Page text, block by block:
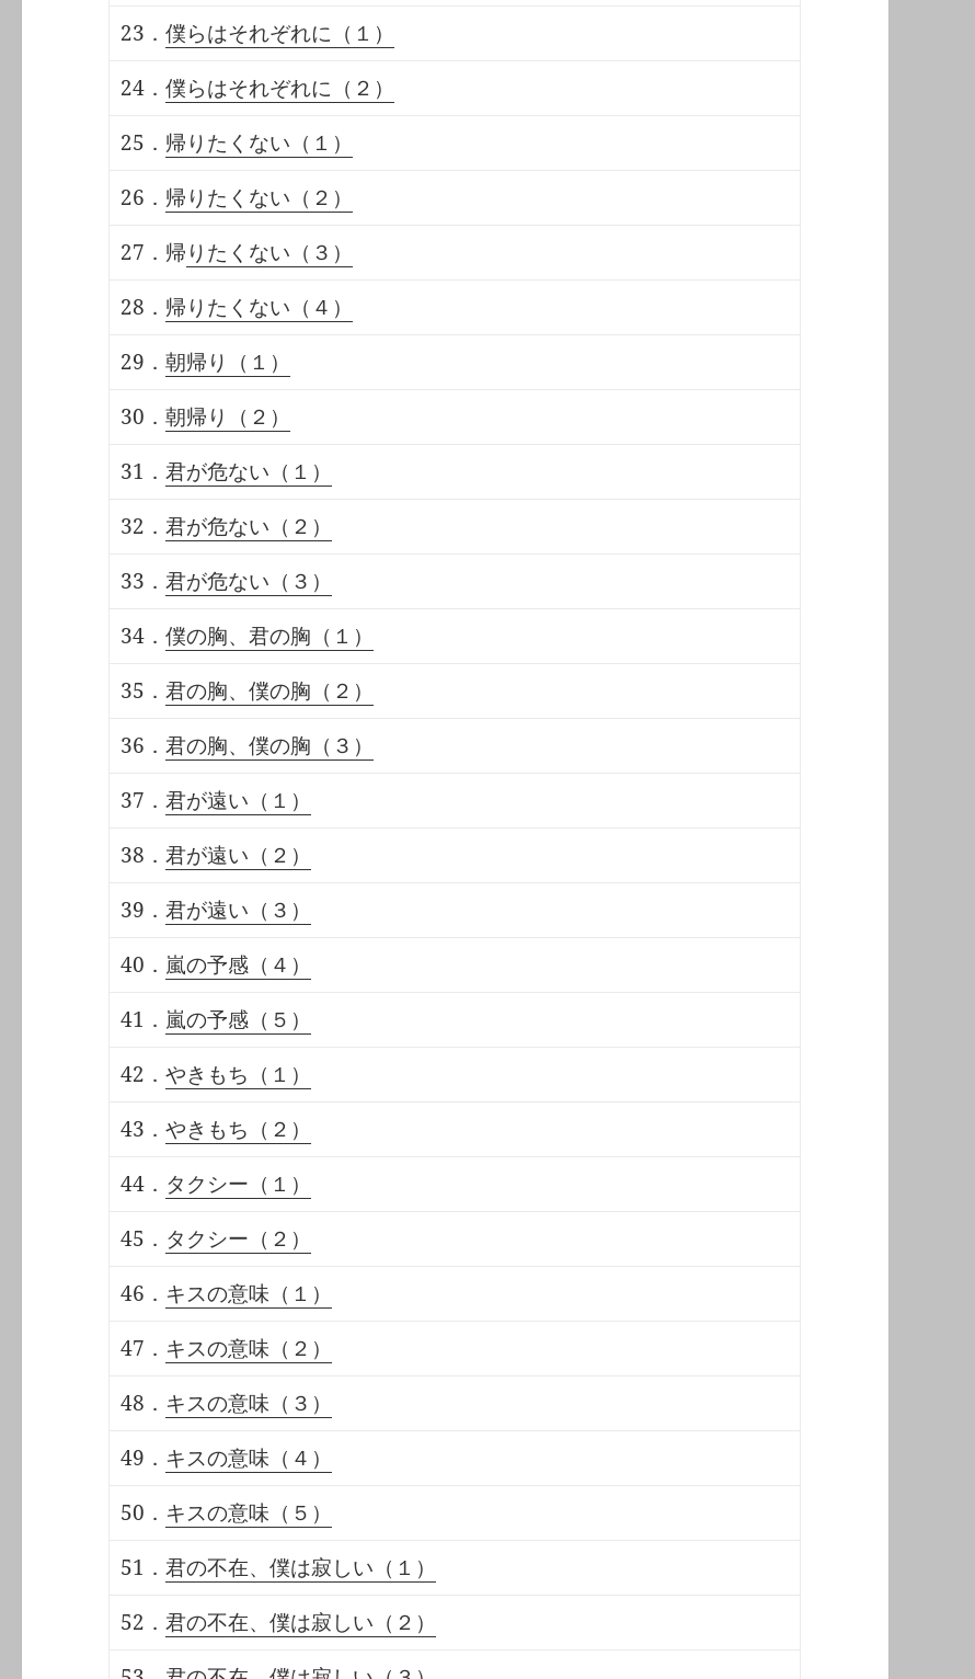
23． 僕らはそれぞれに（１）
24． 僕らはそれぞれに（２）
25． 帰りたくない（１）
26． 帰りたくない（２）
27．帰りたくない（３）
28． 帰りたくない（４）
29． 朝帰り（１）
30． 朝帰り（２）
31． 君が危ない（１）
32． 君が危ない（２）
33． 君が危ない（３）
34． 僕の胸、君の胸（１）
35． 君の胸、僕の胸（２）
36． 君の胸、僕の胸（３）
37． 君が遠い（１）
38． 君が遠い（２）
39． 君が遠い（３）
40． 嵐の予感（４）
41． 嵐の予感（５）
42． やきもち（１）
43． やきもち（２）
44． タクシー（１）
45． タクシー（２）
46． キスの意味（１）
47． キスの意味（２）
48． キスの意味（３）
49． キスの意味（４）
50． キスの意味（５）
51． 君の不在、僕は寂しい（１）
52． 君の不在、僕は寂しい（２）